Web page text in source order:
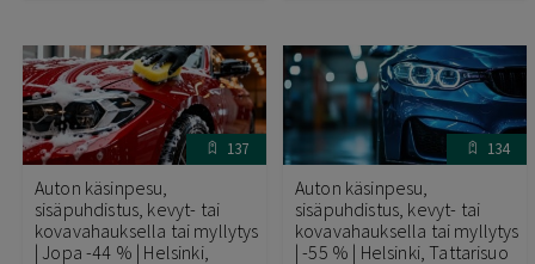
137
Auton käsinpesu,
sisäpuhdistus, kevyt- tai
kovavahauksella tai myllytys
| Jopa -44 % | Helsinki,
134
Auton käsinpesu,
sisäpuhdistus, kevyt- tai
kovavahauksella tai myllytys
| -55 % | Helsinki, Tattarisuo